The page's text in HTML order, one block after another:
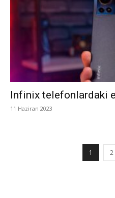
Infinix telefonlardaki
11 Haziran 2023
1 2